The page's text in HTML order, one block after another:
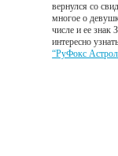
вернулся со
многое о
числе и ее знак
интересно
“РуФокс